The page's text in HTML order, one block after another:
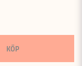
KÖP